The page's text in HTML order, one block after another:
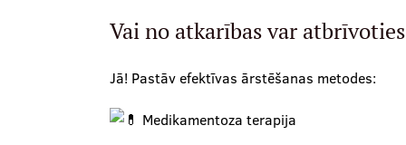
Vai no atkarības var
Jā! Pastāv efektīvas ārstēšanas metodes:
Medikamentoza terapija